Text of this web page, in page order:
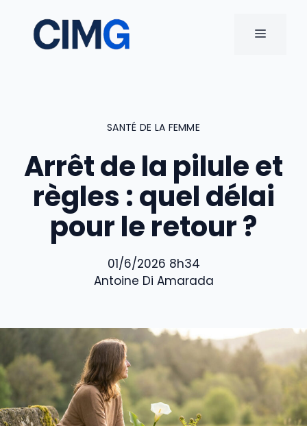
contenu
MENU
SANTÉ DE LA FEMME
Arrêt de la pilule et
règles : quel délai
pour le retour ?
01/6/2026 8h34
Antoine Di Amarada